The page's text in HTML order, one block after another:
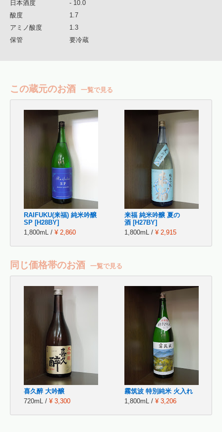
日本酒度
- 10.0
酸度
1.7
アミノ酸度
1.3
保管
要冷蔵
この蔵元のお酒 一覧で見る
RAIFUKU(来福) 純米吟醸
SP [H28BY]
1,800mL / ¥ 2,860
来福 純米吟醸 夏の
酒 [H27BY]
1,800mL / ¥ 2,915
同じ価格帯のお酒 一覧で見る
喜久醉 大吟醸
720mL / ¥ 3,300
霧筑波 特別純米 火入れ
1,800mL / ¥ 3,206